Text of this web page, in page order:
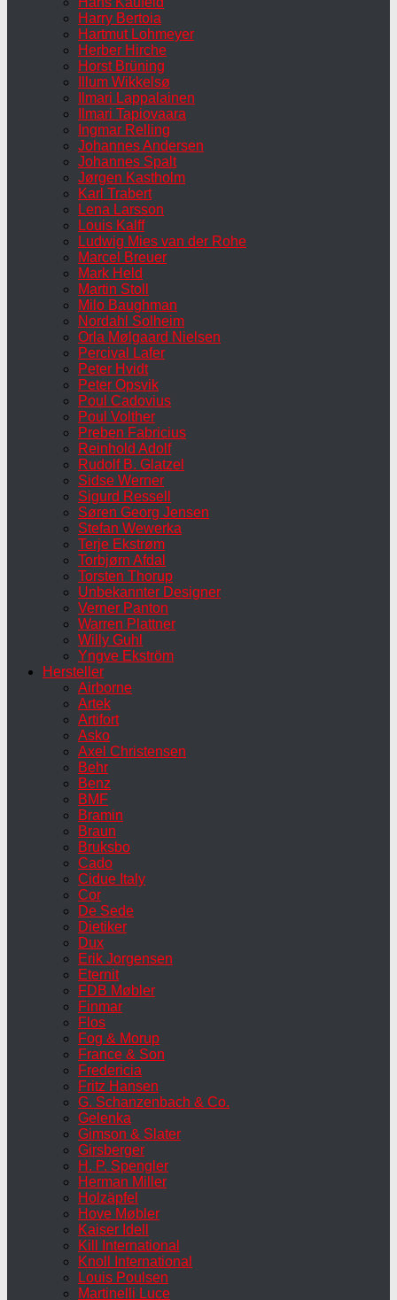
Harry Bertoia
Hartmut Lohmeyer
Herber Hirche
Horst Brüning
Illum Wikkelsø
Ilmari Lappalainen
Ilmari Tapiovaara
Ingmar Relling
Johannes Andersen
Johannes Spalt
Jørgen Kastholm
Karl Trabert
Lena Larsson
Louis Kalff
Ludwig Mies van der Rohe
Marcel Breuer
Mark Held
Martin Stoll
Milo Baughman
Nordahl Solheim
Orla Mølgaard Nielsen
Percival Lafer
Peter Hvidt
Peter Opsvik
Poul Cadovius
Poul Volther
Preben Fabricius
Reinhold Adolf
Rudolf B. Glatzel
Sidse Werner
Sigurd Ressell
Søren Georg Jensen
Stefan Wewerka
Terje Ekstrøm
Torbjørn Afdal
Torsten Thorup
Unbekannter Designer
Verner Panton
Warren Plattner
Willy Guhl
Yngve Ekström
Hersteller
Airborne
Artek
Artifort
Asko
Axel Christensen
Behr
Benz
BMF
Bramin
Braun
Bruksbo
Cado
Cidue Italy
Cor
De Sede
Dietiker
Dux
Erik Jorgensen
Eternit
FDB Møbler
Finmar
Flos
Fog & Morup
France & Son
Fredericia
Fritz Hansen
G. Schanzenbach & Co.
Gelenka
Gimson & Slater
Girsberger
H. P. Spengler
Herman Miller
Holzäpfel
Hove Møbler
Kaiser Idell
Kill International
Knoll International
Louis Poulsen
Martinelli Luce